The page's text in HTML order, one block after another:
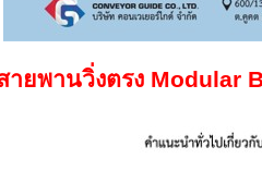
ายพานวิ่งตรง Modular